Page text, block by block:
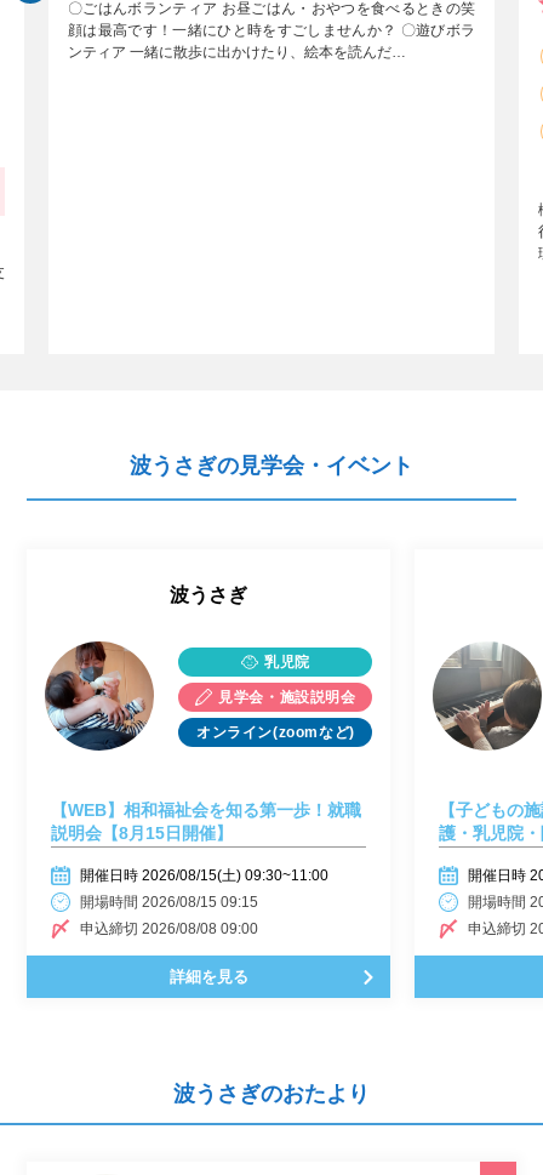
〇ごはんボランティア お昼ごはん・おやつを食べるときの笑
顔は最高です！一緒にひと時をすごしませんか？ 〇遊びボラ
ンティア 一緒に散歩に出かけたり、絵本を読んだ…
波うさぎの見学会・イベント
波うさぎ
乳児院
見学会・施設説明会
オンライン(zoomなど)
【WEB】相和福祉会を知る第一歩！就職
説明会【8月15日開催】
開催日時 2026/08/15(土) 09:30~11:00
開場時間 2026/08/15 09:15
申込締切 2026/08/08 09:00
詳細を見る
【子どもの
護・乳児院
開催日時
開場時間
申込締切
波うさぎのおたより